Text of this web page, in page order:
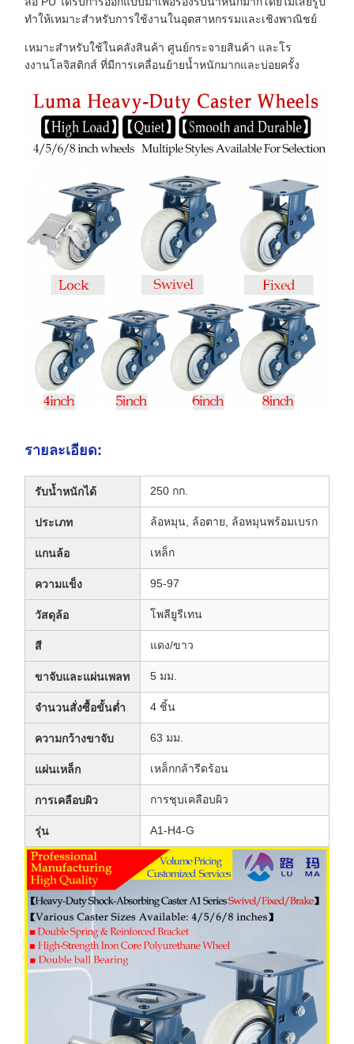
ทำให้เหมาะสำหรับการใช้งานในอุตสาหกรรมและเชิงพาณิชย์
เหมาะสำหรับใช้ในคลังสินค้า ศูนย์กระจายสินค้า และโร
งงานโลจิสติกส์ ที่มีการเคลื่อนย้ายน้ำหนักมากและบ่อยครั้ง
รายละเอียด:
รับน้ำหนักได้ 250 กก.
ประเภท ล้อหมุน, ล้อตาย, ล้อหมุนพร้อมเบรก
แกนล้อ เหล็ก
ความแข็ง 95-97
วัสดุล้อ โพลียูรีเทน
สี แดง/ขาว
ขาจับและแผ่นเพลท 5 มม.
จำนวนสั่งซื้อขั้นต่ำ 4 ชิ้น
ความกว้างขาจับ 63 มม.
แผ่นเหล็ก เหล็กกล้ารีดร้อน
การเคลือบผิว การชุบเคลือบผิว
รุ่น A1-H4-G